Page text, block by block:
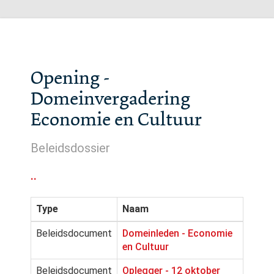
Opening -
Domeinvergadering
Economie en Cultuur
Beleidsdossier
..
Type Naam
Beleidsdocument
Domeinleden - Economie
en Cultuur
Beleidsdocument
Oplegger - 12 oktober